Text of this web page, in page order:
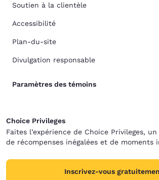
Soutien à la clientèle
Accessibilité
Plan-du-site
Divulgation responsable
Paramètres des témoins
Choice Privileges
Faites l’expérience de Choice Privileges,
de récompenses inégalées et de moments
Inscrivez-vous